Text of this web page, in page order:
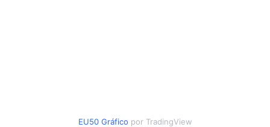
EU50 Gráfico por TradingView